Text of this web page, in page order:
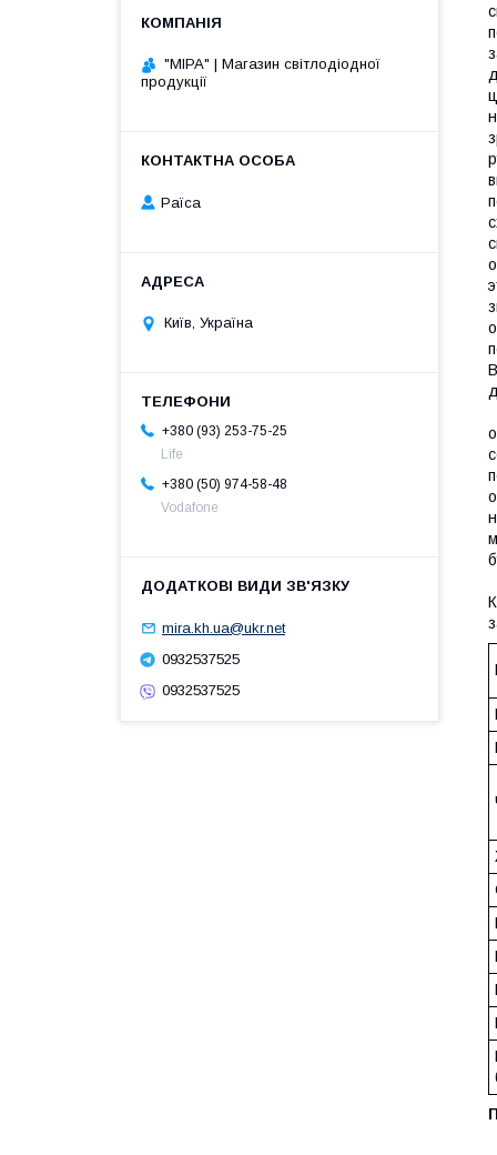
"МІРА" | Магазин світлодіодної
продукції
Раїса
Київ, Україна
+380 (93) 253-75-25
Life
+380 (50) 974-58-48
Vodafone
mira.kh.ua@ukr.net
0932537525
0932537525